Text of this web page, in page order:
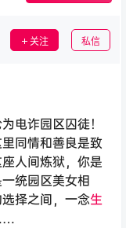
关注 私信
电诈园区囚徒！
同情和善良是致
人间炼狱，你是
统园区美女相
择之间，一念生